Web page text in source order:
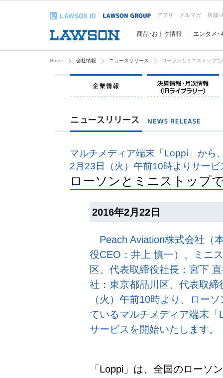
アプリ メルマガ 店舗･
商品･おトク情報 エンタメ･
Home 会社情報 ニュースリリース ローソンとミニストップ
企業情報
マルチメディア端末「Loppi」から
2月23日（火）午前10時よりサービ
ローソンとミニストップ
2016年2月22日
Peach Aviation株式会社（
役CEO：井上 慎一）、ミニ
区、代表取締役社長：宮下
社：東京都品川区、代表取
（火）午前10時より、ロー
ているマルチメディア端末
サービスを開始いたします。
「Loppi」は、全国のローソ